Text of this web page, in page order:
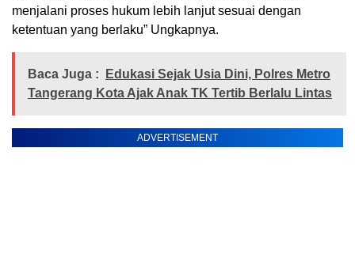
menjalani proses hukum lebih lanjut sesuai dengan
ketentuan yang berlaku” Ungkapnya.
Baca Juga :
Edukasi Sejak Usia Dini, Polres Metro
Tangerang Kota Ajak Anak TK Tertib Berlalu Lintas
ADVERTISEMENT